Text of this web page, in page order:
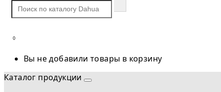
0
Вы не добавили товары в корзину
Каталог продукции